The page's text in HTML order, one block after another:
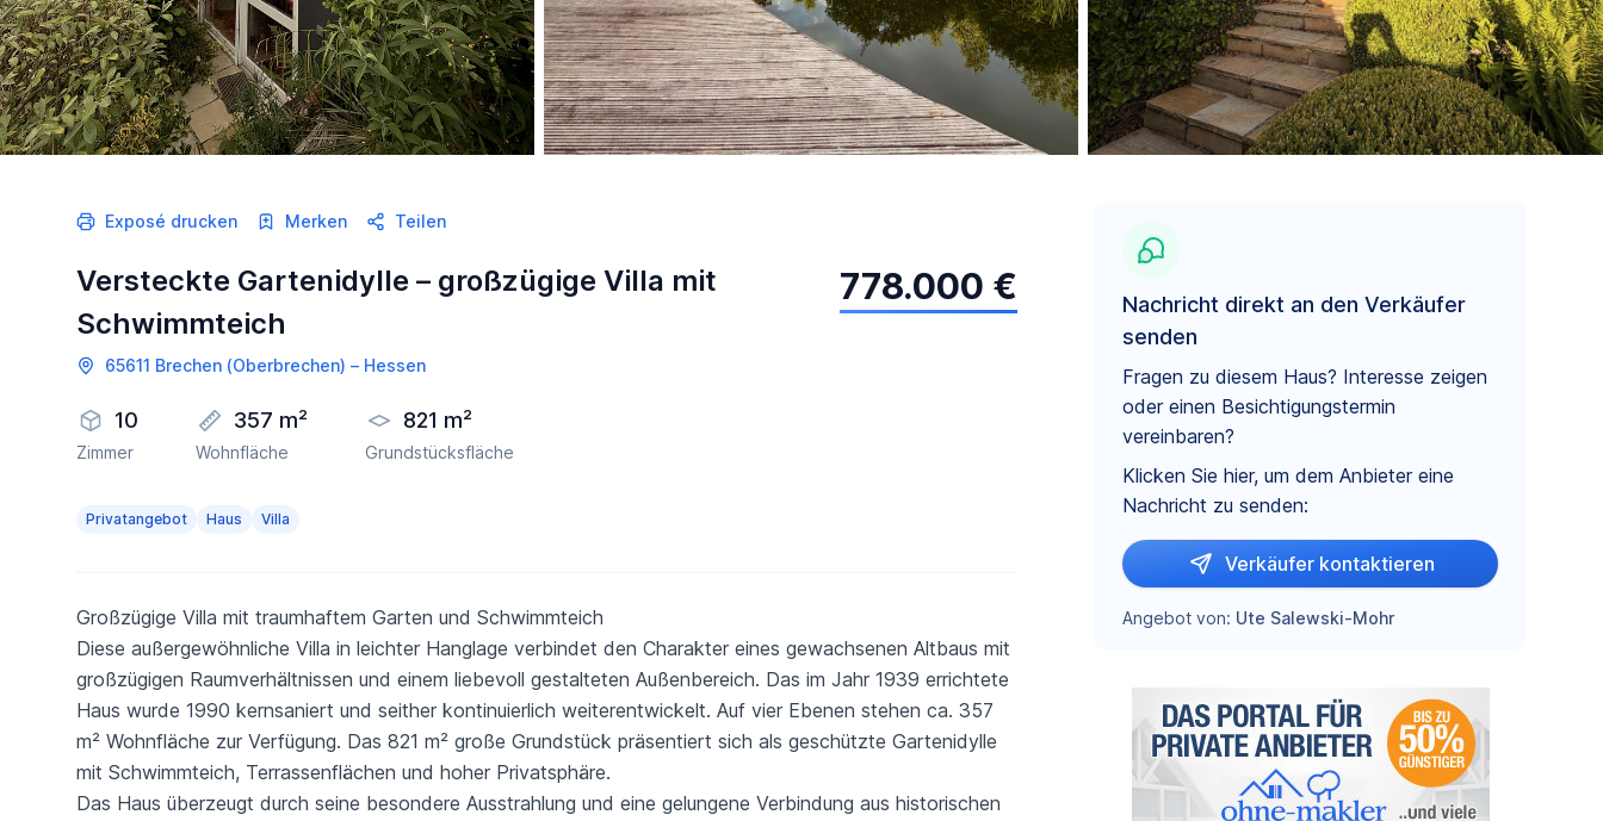
Exposé drucken Merken Teilen
Versteckte Gartenidylle – großzügige Villa mit
Schwimmteich
65611 Brechen (Oberbrechen) – Hessen
778.000 €
10
Zimmer
357 m²
Wohnfläche
821 m²
Grundstücksfläche
Privatangebot Haus Villa
Großzügige Villa mit traumhaftem Garten und Schwimmteich
Diese außergewöhnliche Villa in leichter Hanglage verbindet den Charakter eines gewachsenen Altbaus mit
großzügigen Raumverhältnissen und einem liebevoll gestalteten Außenbereich. Das im Jahr 1939 errichtete
Haus wurde 1990 kernsaniert und seither kontinuierlich weiterentwickelt. Auf vier Ebenen stehen ca. 357
m² Wohnfläche zur Verfügung. Das 821 m² große Grundstück präsentiert sich als geschützte Gartenidylle
mit Schwimmteich, Terrassenflächen und hoher Privatsphäre.
Das Haus überzeugt durch seine besondere Ausstrahlung und eine gelungene Verbindung aus historischen
Nachricht direkt an den Verkäufer
senden
Fragen zu diesem Haus? Interesse zeigen
oder einen Besichtigungstermin
vereinbaren?
Klicken Sie hier, um dem Anbieter eine
Nachricht zu senden:
Verkäufer kontaktieren
Angebot von: Ute Salewski-Mohr